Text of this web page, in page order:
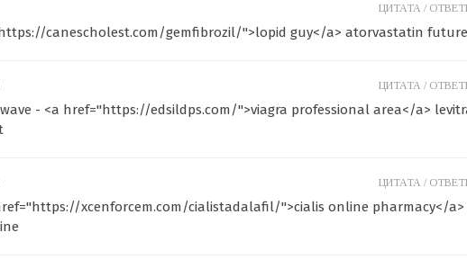
canescholest.com/gemfibrozil/">lopid guy</a> atorvastatin future
ЦИТАТА /
- <a href="https://edsildps.com/">viagra professional area</a>
ЦИТАТА /
xcenforcem.com/cialistadalafil/">cialis online pharmacy</a>
ЦИТАТА /